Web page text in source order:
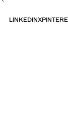
X
LINKEDIN